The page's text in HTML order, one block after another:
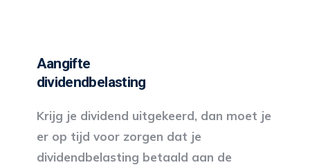
Aangifte
dividendbelasting
Krijg je dividend uitgekeerd, dan moet je
er op tijd voor zorgen dat je
dividendbelasting betaald aan de